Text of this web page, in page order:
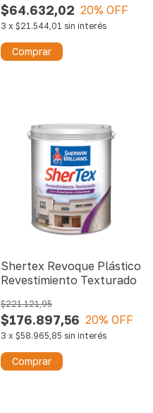
$64.632,02 20% OFF
3 x $21.544,01 sin interés
Comprar
Shertex Revoque Plástico
Revestimiento Texturado
$176.897,56
$221.121,95
20% OFF
3 x $58.965,85 sin interés
Comprar